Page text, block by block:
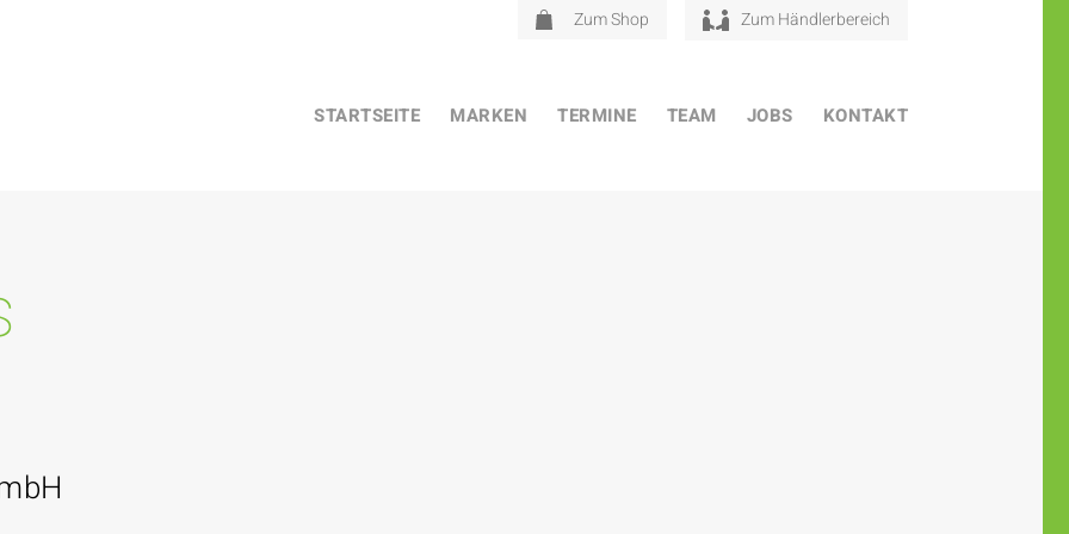
Zum Shop Zum Händlerbereich
STARTSEITE MARKEN TERMINE TEAM JOBS KONTAKT